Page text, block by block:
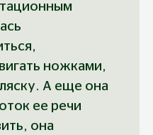
ножками,
А еще она
ее речи
она